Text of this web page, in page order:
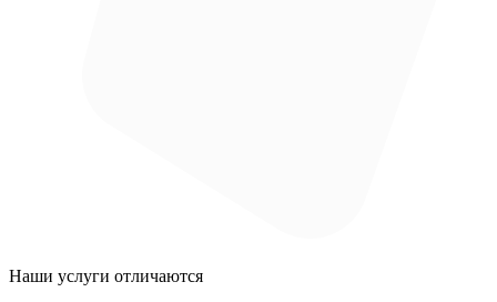
Наши услуги отличаются